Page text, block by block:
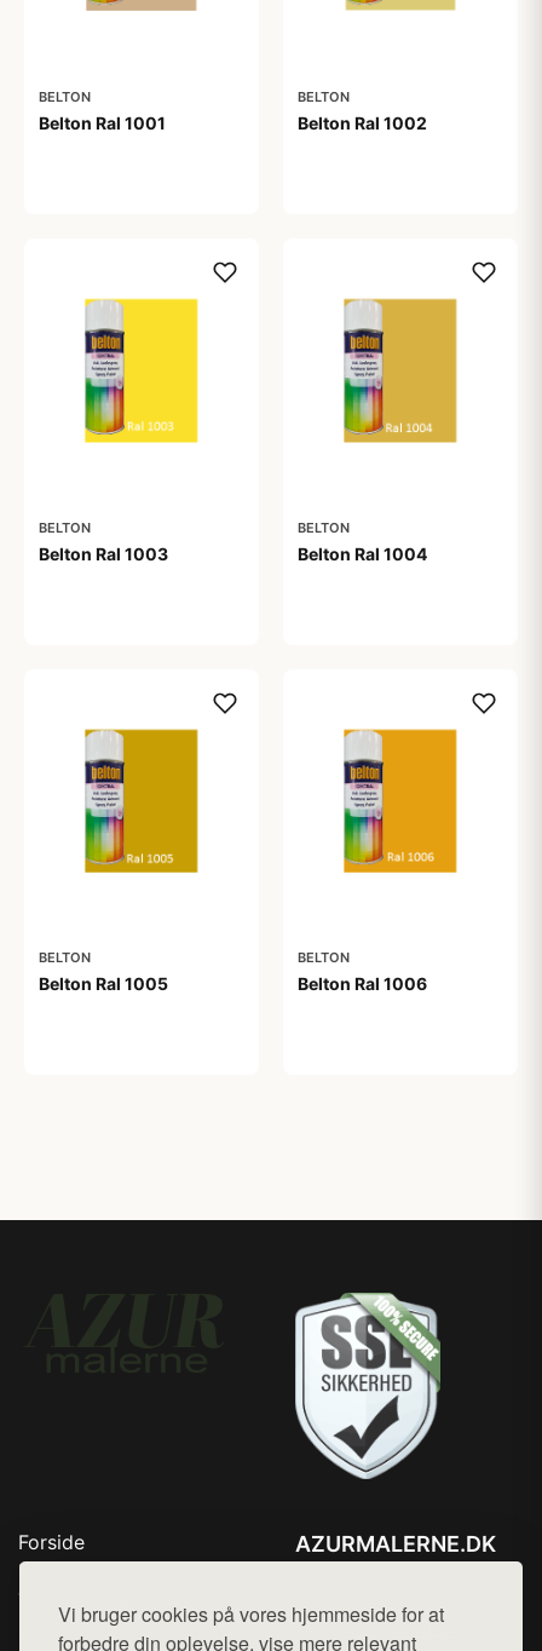
Vi bruger cookies på vores hjemmeside for at
forbedre din oplevelse, vise mere relevant
BELTON
Belton Ral 1001
BELTON
Belton Ral 1002
BELTON
Belton Ral 1003
BELTON
Belton Ral 1004
BELTON
Belton Ral 1005
BELTON
Belton Ral 1006
Forside
Produkter
Top Rabatter
AZURMALERNE.DK
Mail:hej@want.dk